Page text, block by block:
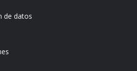
de datos